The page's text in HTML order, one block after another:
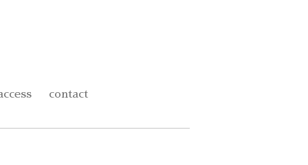
contact